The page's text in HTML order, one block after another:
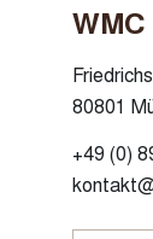
80801
+49 (0)